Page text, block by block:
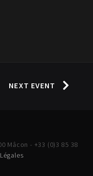
NEXT EVENT
Mâcon - +33 (0)3 85 38